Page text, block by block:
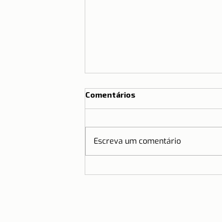
Comentários
Escreva um comentário